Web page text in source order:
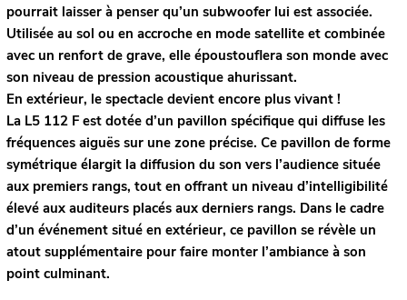
pourrait laisser à penser qu’un subwoofer lui est associée.
Utilisée au sol ou en accroche en mode satellite et combinée
avec un renfort de grave, elle époustouflera son monde avec
son niveau de pression acoustique ahurissant.
En extérieur, le spectacle devient encore plus vivant !
La L5 112 F est dotée d’un pavillon spécifique qui diffuse les
fréquences aiguës sur une zone précise. Ce pavillon de forme
symétrique élargit la diffusion du son vers l’audience située
aux premiers rangs, tout en offrant un niveau d’intelligibilité
élevé aux auditeurs placés aux derniers rangs. Dans le cadre
d’un événement situé en extérieur, ce pavillon se révèle un
atout supplémentaire pour faire monter l’ambiance à son
point culminant.